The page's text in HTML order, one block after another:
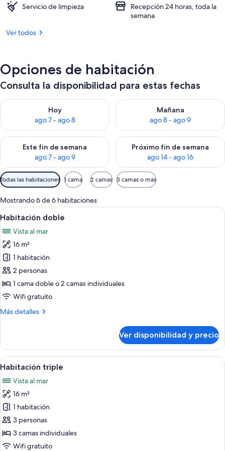
Servicio de limpieza
Recepción 24 horas, toda la
semana
Ver todos
Opciones de habitación
Consulta la disponibilidad para estas fechas
Hoy
ago 7 - ago 8
Consulta la disponibilidad para hoy ago 7 - ago 8
Mañana
ago 8 - ago 9
Consulta la disponibilidad
Este fin de semana
ago 7 - ago 9
Consulta la disponibilidad para este fin de semana ago 7 -
Próximo fin de semana
ago 14 - ago 16
Consulta la disponibilidad
Filtros
disponibles
para
las
habitaciones
Todas las habitaciones 1 cama 2 camas 3 camas o más
Mostrando 6 de 6 habitaciones
Ver
todas
las
fotos
de
Habitación
doble
Un dormitorio con cama, escritorio,
11
Habitación doble
Vista al mar
16 m²
1 habitación
2 personas
1 cama doble o 2 camas individuales
Wifi gratuito
Más detalles
Más
doble
Ver disponibilidad y precio
Ver
todas
las
fotos
de
Habitación
triple
Un dormitorio con una litera, un
6
Habitación triple
Vista al mar
16 m²
1 habitación
3 personas
3 camas individuales
Wifi gratuito